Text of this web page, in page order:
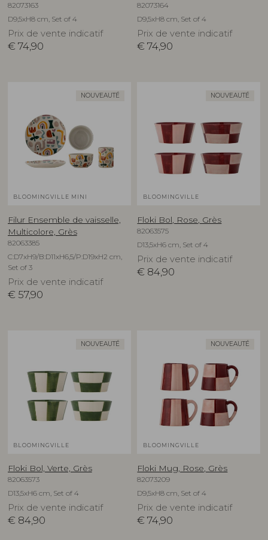
82073163
D9,5xH8 cm, Set of 4
Prix de vente indicatif
€ 74,90
82073164
D9,5xH8 cm, Set of 4
Prix de vente indicatif
€ 74,90
NOUVEAUTÉ
BLOOMINGVILLE MINI
Filur Ensemble de vaisselle,
Multicolore, Grès
82063385
C:D7xH9/B:D11xH6,5/P:D19xH2 cm,
Set of 3
Prix de vente indicatif
€ 57,90
NOUVEAUTÉ
BLOOMINGVILLE
Floki Bol, Rose, Grès
82063575
D13,5xH6 cm, Set of 4
Prix de vente indicatif
€ 84,90
NOUVEAUTÉ
BLOOMINGVILLE
Floki Bol, Verte, Grès
82063573
D13,5xH6 cm, Set of 4
Prix de vente indicatif
€ 84,90
NOUVEAUTÉ
BLOOMINGVILLE
Floki Mug, Rose, Grès
82073209
D9,5xH8 cm, Set of 4
Prix de vente indicatif
€ 74,90